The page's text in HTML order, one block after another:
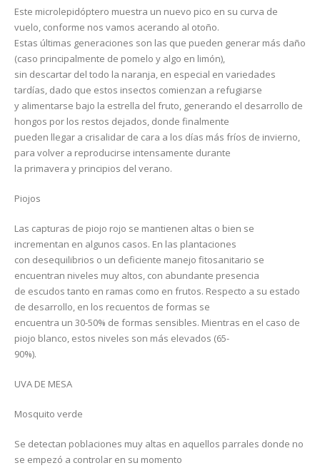
Este microlepidóptero muestra un nuevo pico en su curva de
vuelo, conforme nos vamos acerando al otoño.
Estas últimas generaciones son las que pueden generar más daño
(caso principalmente de pomelo y algo en limón),
sin descartar del todo la naranja, en especial en variedades
tardías, dado que estos insectos comienzan a refugiarse
y alimentarse bajo la estrella del fruto, generando el desarrollo de
hongos por los restos dejados, donde finalmente
pueden llegar a crisalidar de cara a los días más fríos de invierno,
para volver a reproducirse intensamente durante
la primavera y principios del verano.
Piojos
Las capturas de piojo rojo se mantienen altas o bien se
incrementan en algunos casos. En las plantaciones
con desequilibrios o un deficiente manejo fitosanitario se
encuentran niveles muy altos, con abundante presencia
de escudos tanto en ramas como en frutos. Respecto a su estado
de desarrollo, en los recuentos de formas se
encuentra un 30-50% de formas sensibles. Mientras en el caso de
piojo blanco, estos niveles son más elevados (65-
90%).
UVA DE MESA
Mosquito verde
Se detectan poblaciones muy altas en aquellos parrales donde no
se empezó a controlar en su momento